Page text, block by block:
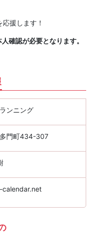
援します！
確認が必要となります。
ンニング
門町434-307